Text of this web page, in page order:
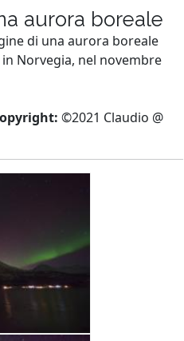
aurora boreale
di una aurora boreale
Norvegia, nel novembre
©2021 Claudio @